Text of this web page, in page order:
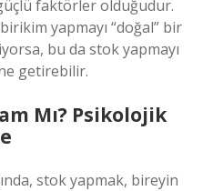
faktörler olduğudur.
yapmayı “doğal” bir
bu da stok yapmayı
getirebilir.
Mı? Psikolojik
stok yapmak, bireyin